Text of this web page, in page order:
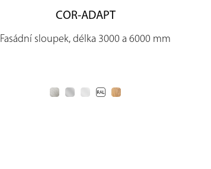
COR-ADAPT
Fasádní sloupek, délka 3000 a 6000 mm